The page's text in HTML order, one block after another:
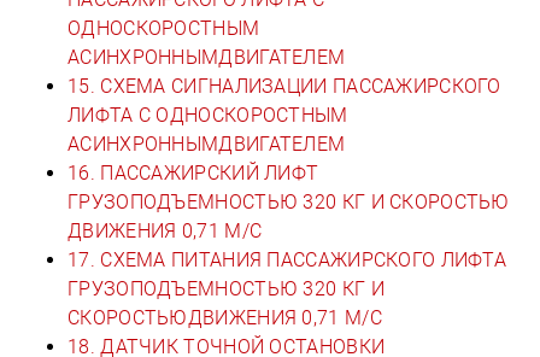
ОДНОСКОРОСТНЫМ
АСИНХРОННЫМДВИГАТЕЛЕМ
15. СХЕМА СИГНАЛИЗАЦИИ ПАССАЖИРСКОГО
ЛИФТА С ОДНОСКОРОСТНЫМ
АСИНХРОННЫМДВИГАТЕЛЕМ
16. ПАССАЖИРСКИЙ ЛИФТ
ГРУЗОПОДЪЕМНОСТЬЮ 320 КГ И СКОРОСТЬЮ
ДВИЖЕНИЯ 0,71 М/С
17. СХЕМА ПИТАНИЯ ПАССАЖИРСКОГО ЛИФТА
ГРУЗОПОДЪЕМНОСТЬЮ 320 КГ И
СКОРОСТЬЮДВИЖЕНИЯ 0,71 М/С
18. ДАТЧИК ТОЧНОЙ ОСТАНОВКИ